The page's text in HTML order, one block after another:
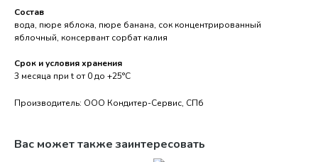
Состав
вода, пюре яблока, пюре банана, сок концентрированный
яблочный, консервант сорбат калия
Срок и условия хранения
3 месяца при t от 0 до +25°С
Производитель: ООО Кондитер-Сервис, СПб
Вас может также заинтересовать